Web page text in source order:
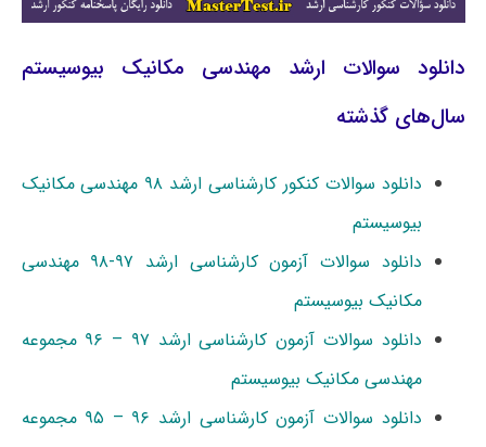
دانلود سوالات ارشد مهندسی مکانیک بیوسیستم
سال‌های گذشته
دانلود سوالات کنکور کارشناسی ارشد ۹۸ مهندسی مکانیک
بیوسیستم
دانلود سوالات آزمون کارشناسی ارشد ۹۷-۹۸ مهندسی
مکانیک بیوسیستم
دانلود سوالات آزمون کارشناسی ارشد ۹۷ – ۹۶ مجموعه
مهندسی مکانیک بیوسیستم
دانلود سوالات آزمون کارشناسی ارشد ۹۶ – ۹۵ مجموعه